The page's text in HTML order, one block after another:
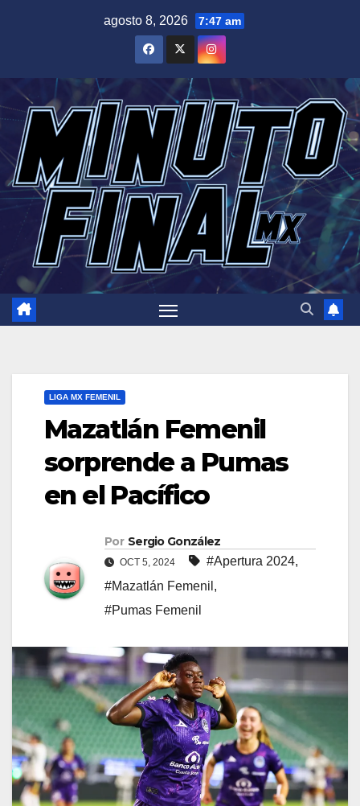
agosto 8, 2026 7:47 am
LIGA MX FEMENIL
Mazatlán Femenil
sorprende a Pumas
en el Pacífico
Por Sergio González
OCT 5, 2024 #Apertura 2024,
#Mazatlán Femenil ,
#Pumas Femenil